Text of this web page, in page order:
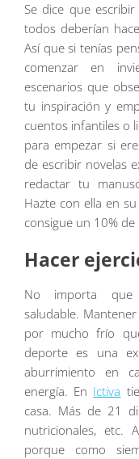
Se dice que
todos deberían
Así que si tenías
comenzar en
escenarios que
tu inspiración y
cuentos infantiles o
para empezar si
de escribir novelas
redactar tu
Hazte con ella en
consigue un 10%
Hacer
No importa
saludable.
por mucho frío
deporte es una
aburrimiento en
energía. En Ictiva
casa. Más de 21
nutricionales, etc.
porque como